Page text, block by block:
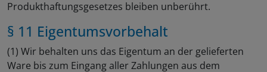
Produkthaftungsgesetzes bleiben unberührt.
§ 11 Eigentumsvorbehalt
(1) Wir behalten uns das Eigentum an der gelieferten
Ware bis zum Eingang aller Zahlungen aus dem